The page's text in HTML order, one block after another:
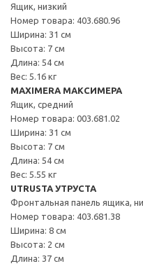
Ящик, низкий
Номер товара: 403.680.96
Ширина: 31 см
Высота: 7 см
Длина: 54 см
Вес: 5.16 кг
MAXIMERA МАКСИМЕРА
Ящик, средний
Номер товара: 003.681.02
Ширина: 31 см
Высота: 7 см
Длина: 54 см
Вес: 5.55 кг
UTRUSTA УТРУСТА
Фронтальная панель ящика,
Номер товара: 403.681.38
Ширина: 8 см
Высота: 2 см
Длина: 37 см